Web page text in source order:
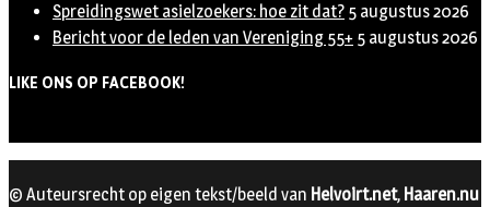
Spreidingswet asielzoekers: hoe zit dat? 5 augustus 2026
Bericht voor de leden van Vereniging 55+ 5 augustus 2026
LIKE ONS OP FACEBOOK!
© Auteursrecht op eigen tekst/beeld van Helvoirt.net, Haaren.nu